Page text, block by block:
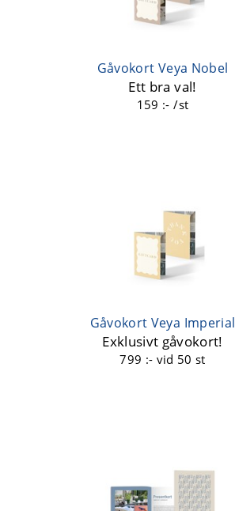
Gåvokort Veya Nobel
Ett bra val!
159 :- /st
Gåvokort Veya Imperial
Exklusivt gåvokort!
799 :- vid 50 st